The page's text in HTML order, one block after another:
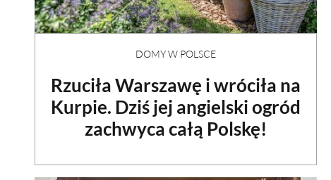
DOMY W POLSCE
Rzuciła Warszawę i wróciła na
Kurpie. Dziś jej angielski ogród
zachwyca całą Polskę!